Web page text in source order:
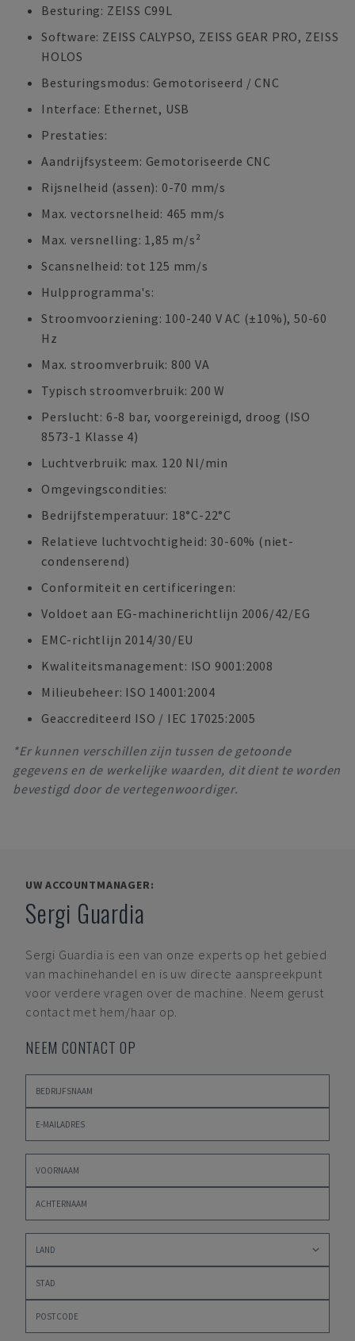
Besturing: ZEISS C99L
Software: ZEISS CALYPSO, ZEISS GEAR PRO, ZEISS
HOLOS
Besturingsmodus: Gemotoriseerd / CNC
Interface: Ethernet, USB
Prestaties:
Aandrijfsysteem: Gemotoriseerde CNC
Rijsnelheid (assen): 0-70 mm/s
Max. vectorsnelheid: 465 mm/s
Max. versnelling: 1,85 m/s²
Scansnelheid: tot 125 mm/s
Hulpprogramma's:
Stroomvoorziening: 100-240 V AC (±10%), 50-60
Hz
Max. stroomverbruik: 800 VA
Typisch stroomverbruik: 200 W
Perslucht: 6-8 bar, voorgereinigd, droog (ISO
8573-1 Klasse 4)
Luchtverbruik: max. 120 Nl/min
Omgevingscondities:
Bedrijfstemperatuur: 18°C-22°C
Relatieve luchtvochtigheid: 30-60% (niet-
condenserend)
Conformiteit en certificeringen:
Voldoet aan EG-machinerichtlijn 2006/42/EG
EMC-richtlijn 2014/30/EU
Kwaliteitsmanagement: ISO 9001:2008
Milieubeheer: ISO 14001:2004
Geaccrediteerd ISO / IEC 17025:2005
*Er kunnen verschillen zijn tussen de getoonde
gegevens en de werkelijke waarden, dit dient te worden
bevestigd door de vertegenwoordiger.
UW ACCOUNTMANAGER:
Sergi Guardia
Sergi Guardia is een van onze experts op het gebied
van machinehandel en is uw directe aanspreekpunt
voor verdere vragen over de machine. Neem gerust
contact met hem/haar op.
NEEM CONTACT OP